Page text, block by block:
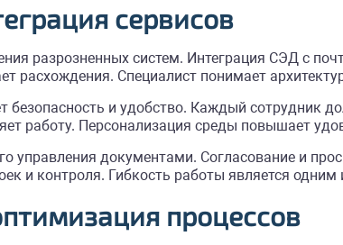
сервисов
разрозненных систем. Интеграция СЭД с
Специалист понимает
безопасность и удобство. Каждый сотрудник
работу. Персонализация среды повышает
управления документами. Согласование и
и контроля. Гибкость работы является
процессов